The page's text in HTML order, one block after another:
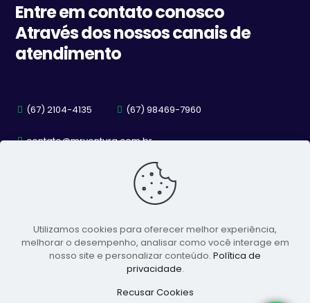
Entre em contato conosco
Através dos nossos canais de
atendimento
(67) 2104-4135 (67) 98469-7960
contato@mrventura.com.br
© 2026 Laboratório MR Ventura | Todos os direitos reservados
Utilizamos cookies para oferecer melhor experiência,
melhorar o desempenho, analisar como você interage em
nosso site e personalizar conteúdo. Política de
privacidade.
Recusar Cookies